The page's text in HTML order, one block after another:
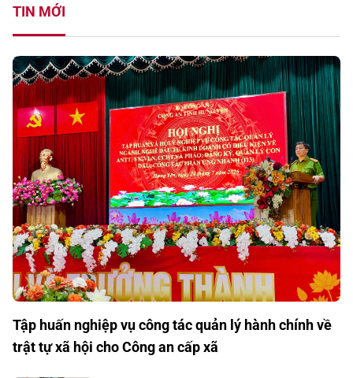
TIN MỚI
Tập huấn nghiệp vụ công tác quản lý hành chính về
trật tự xã hội cho Công an cấp xã